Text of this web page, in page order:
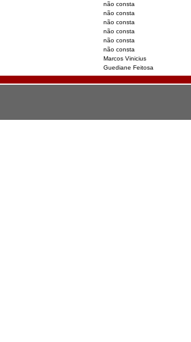
não consta
não consta
não consta
não consta
não consta
não consta
Marcos Vinicius
Guediane Feitosa